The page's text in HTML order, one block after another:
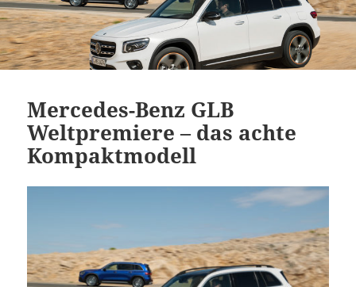
Mercedes-Benz GLB
Weltpremiere – das achte
Kompaktmodell